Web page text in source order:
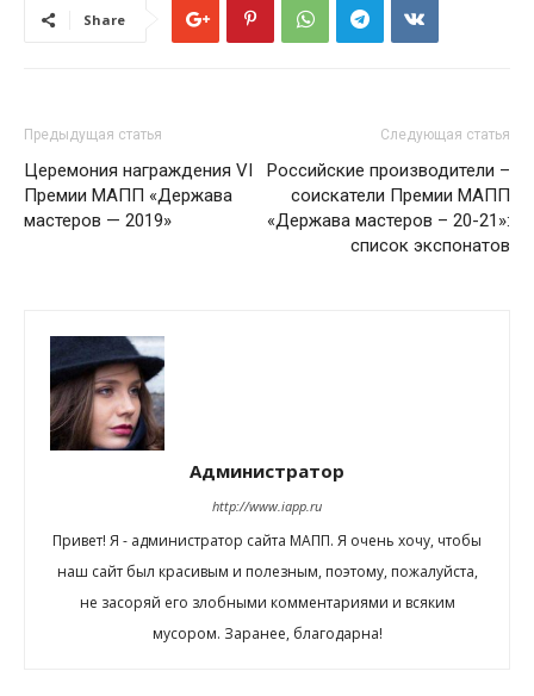
Share
Предыдущая статья
Церемония награждения VI
Премии МАПП «Держава
мастеров — 2019»
Следующая статья
Российские производители –
соискатели Премии МАПП
«Держава мастеров – 20-21»:
список экспонатов
Администратор
http://www.iapp.ru
Привет! Я - администратор сайта МАПП. Я очень хочу, чтобы
наш сайт был красивым и полезным, поэтому, пожалуйста,
не засоряй его злобными комментариями и всяким
мусором. Заранее, благодарна!